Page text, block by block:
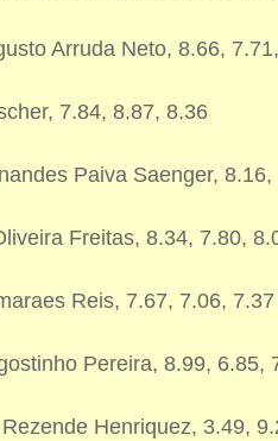
Arruda Neto, 8.66,
7.84, 8.87, 8.36
Paiva Saenger,
Freitas, 8.34, 7.80,
Reis, 7.67, 7.06, 7.37
Pereira, 8.99, 6.85,
Henriquez, 3.49,